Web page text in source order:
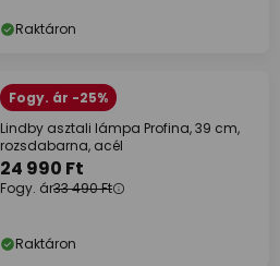
Raktáron
Fogy. ár -25%
Lindby asztali lámpa Profina, 39 cm,
rozsdabarna, acél
24 990 Ft
Fogy. ár33 490 Ft
Raktáron